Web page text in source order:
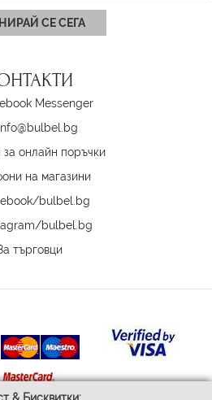
СЕ СЕГА
Messenger
за онлайн поръчки
на магазини
bulbel.bg
bulbel.bg
търговци